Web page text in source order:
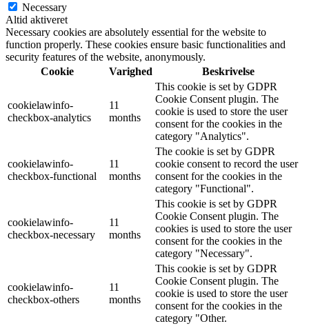
Necessary
Altid aktiveret
Necessary cookies are absolutely essential for the website to
function properly. These cookies ensure basic functionalities and
security features of the website, anonymously.
Cookie
Varighed Beskrivelse
cookielawinfo-
checkbox-analytics
11
months
This cookie is set by GDPR
Cookie Consent plugin. The
cookie is used to store the user
consent for the cookies in the
category "Analytics".
cookielawinfo-
checkbox-functional
11
months
The cookie is set by GDPR
cookie consent to record the user
consent for the cookies in the
category "Functional".
cookielawinfo-
checkbox-necessary
11
months
This cookie is set by GDPR
Cookie Consent plugin. The
cookies is used to store the user
consent for the cookies in the
category "Necessary".
cookielawinfo-
checkbox-others
11
months
This cookie is set by GDPR
Cookie Consent plugin. The
cookie is used to store the user
consent for the cookies in the
category "Other.